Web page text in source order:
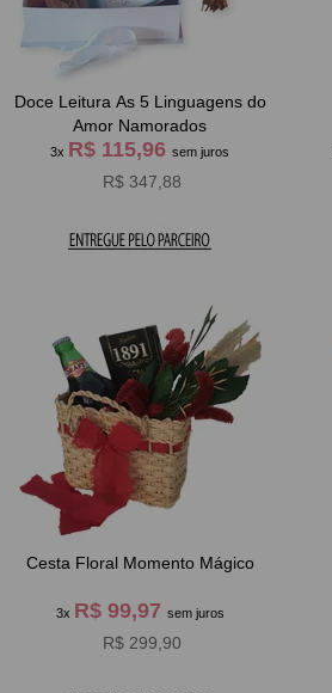
Doce Leitura As 5 Linguagens do
Amor Namorados
3x R$ 115,96sem juros
R$ 347,88
Cesta Floral Momento Mágico
3x R$ 99,97 sem juros
R$ 299,90